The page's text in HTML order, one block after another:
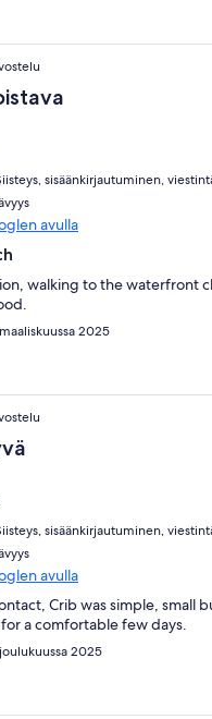
sisäänkirjautuminen,
avulla
walking to the waterfront
2025
sisäänkirjautuminen,
avulla
Crib was simple, small
a comfortable few days.
2025